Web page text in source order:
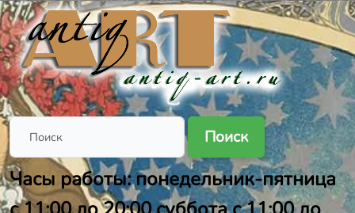
Поиск
Часы работы: понедельник-пятница